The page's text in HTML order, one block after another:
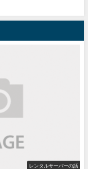
レンタルサーバーの話